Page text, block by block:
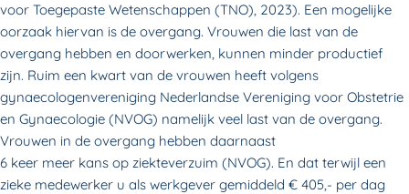
voor Toegepaste Wetenschappen (TNO), 2023). Een mogelijke
oorzaak hiervan is de overgang. Vrouwen die last van de
overgang hebben en doorwerken, kunnen minder productief
zijn. Ruim een kwart van de vrouwen heeft volgens
gynaecologenvereniging Nederlandse Vereniging voor Obstetrie
en Gynaecologie (NVOG) namelijk veel last van de overgang.
Vrouwen in de overgang hebben daarnaast
6 keer meer kans op ziekteverzuim (NVOG). En dat terwijl een
zieke medewerker u als werkgever gemiddeld € 405,- per dag